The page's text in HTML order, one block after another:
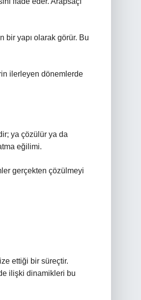
bir yapı olarak görür. Bu
ilerleyen dönemlerde
ya çözülür ya da
eğilimi.
gerçekten çözülmeyi
ettiği bir süreçtir.
ilişki dinamikleri bu